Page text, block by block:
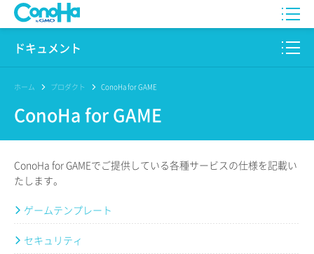
WING
for GAME
Pencil
サービス一覧
サポート
ドキュメント
このサイトについて
プロダクト
リリースノート
ホーム プロダクト ConoHa for GAME
ConoHa for GAME
ConoHa for GAMEでご提供している各種サービスの仕様を記載い
たします。
ゲームテンプレート
セキュリティ